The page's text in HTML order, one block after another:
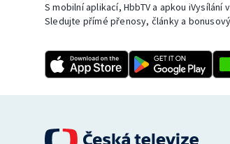
S mobilní aplikací, HbbTV a apkou
Sledujte přímé přenosy, články a